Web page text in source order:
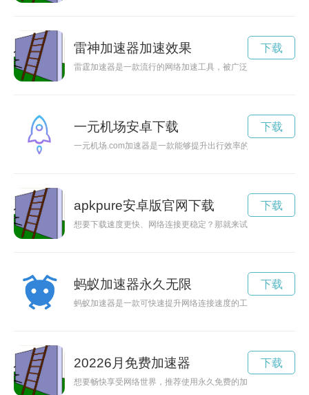
雷神加速器加速效果
雷霆加速器是一款流行的网络加速工具，被广泛应用于网络游
下载
一元机场安卓下载
一元机场.com加速器是一款能够提升出行效率的智能工具，通
下载
apkpure安卓版官网下载
想要下载速度更快、网络连接更稳定？那就来试试raptor加速
下载
蚂蚁加速器永久无限
蚂蚁加速器是一款可快速提升网络连接速度的工具，下面介绍如
下载
20226月免费加速器
想要畅快享受网络世界，推荐使用永久免费的加速器。让你的
下载